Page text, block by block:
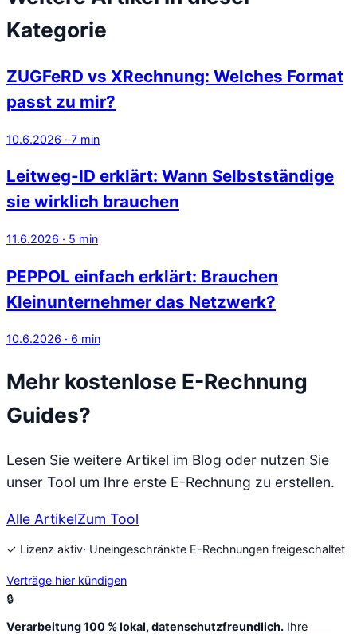
Kategorie
ZUGFeRD vs XRechnung: Welches Format
passt zu mir?
10.6.2026 · 7 min
Leitweg-ID erklärt: Wann Selbstständige
sie wirklich brauchen
11.6.2026 · 5 min
PEPPOL einfach erklärt: Brauchen
Kleinunternehmer das Netzwerk?
10.6.2026 · 6 min
Mehr kostenlose E-Rechnung
Guides?
Lesen Sie weitere Artikel im Blog oder nutzen Sie
unser Tool um Ihre erste E-Rechnung zu erstellen.
Alle ArtikelZum Tool
✓ Lizenz aktiv· Uneingeschränkte E-Rechnungen freigeschaltet
Verträge hier kündigen
🔒
Verarbeitung 100 % lokal, datenschutzfreundlich. Ihre